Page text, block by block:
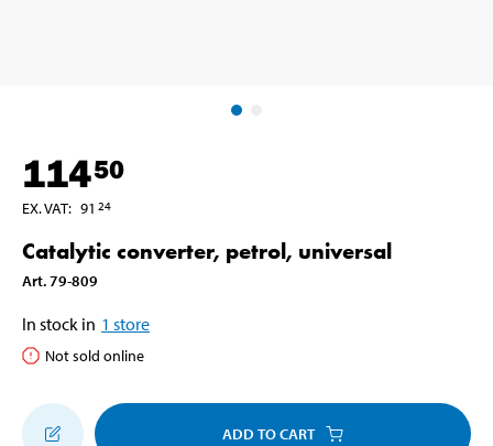
11450
EX. VAT: 91 24
Catalytic converter, petrol, universal
Art.79-809
In stock in 1 store
Not sold online
ADD TO CART